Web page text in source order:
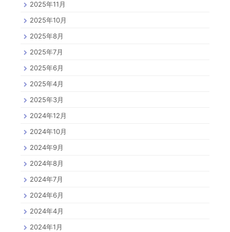
2025年11月
2025年10月
2025年8月
2025年7月
2025年6月
2025年4月
2025年3月
2024年12月
2024年10月
2024年9月
2024年8月
2024年7月
2024年6月
2024年4月
2024年1月